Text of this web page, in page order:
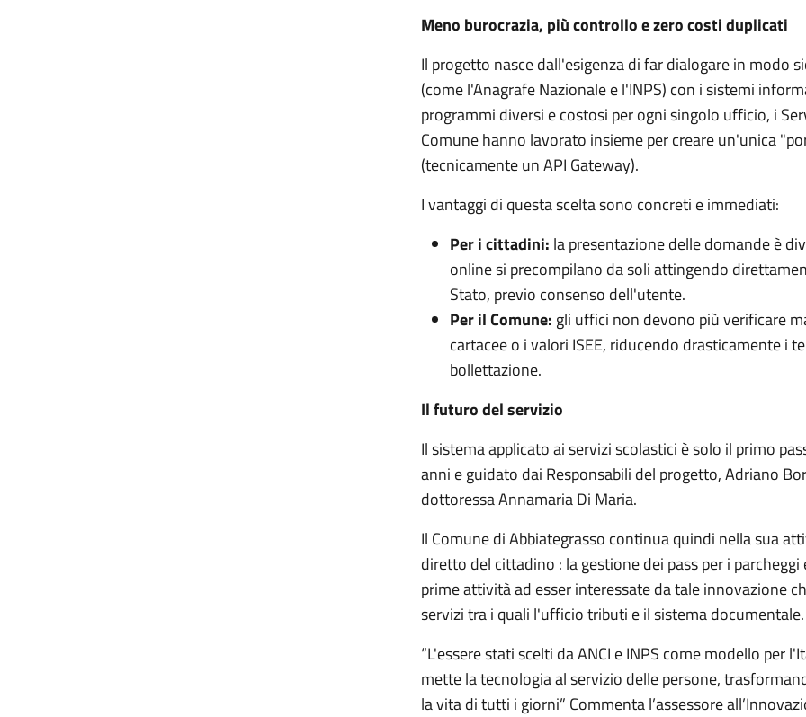
Meno burocrazia, più controllo e zero costi duplicati
Il progetto nasce dall'esigenza di far dialogare in modo
(come l'Anagrafe Nazionale e l'INPS) con i sistemi
programmi diversi e costosi per ogni singolo ufficio, i
Comune hanno lavorato insieme per creare un'unica
(tecnicamente un API Gateway).
I vantaggi di questa scelta sono concreti e immediati:
Per i cittadini: la presentazione delle domande è
online si precompilano da soli attingendo
Stato, previo consenso dell'utente.
Per il Comune: gli uffici non devono più verificare
cartacee o i valori ISEE, riducendo drasticamente i
bollettazione.
Il futuro del servizio
Il sistema applicato ai servizi scolastici è solo il primo
anni e guidato dai Responsabili del progetto, Adriano
dottoressa Annamaria Di Maria.
Il Comune di Abbiategrasso continua quindi nella sua
diretto del cittadino : la gestione dei pass per i
prime attività ad esser interessate da tale innovazione
servizi tra i quali l'ufficio tributi e il sistema documentale.
“L'essere stati scelti da ANCI e INPS come modello per
mette la tecnologia al servizio delle persone,
la vita di tutti i giorni” Commenta l’assessore